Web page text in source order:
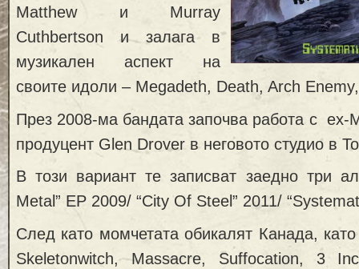
Matthew и Murray
Cuthbertson и залага в
музикален аспект на
своите идоли – Megadeth, Death, Arch
През 2008-ма бандата започва работа с ex-
продуцент Glen Drover в неговото студио в
В този вариант те записват заедно три
Metal” EP 2009/ “City Of Steel” 2011/
След като момчетата обикалят Канада,
Skeletonwitch, Massacre, Suffocation, 3